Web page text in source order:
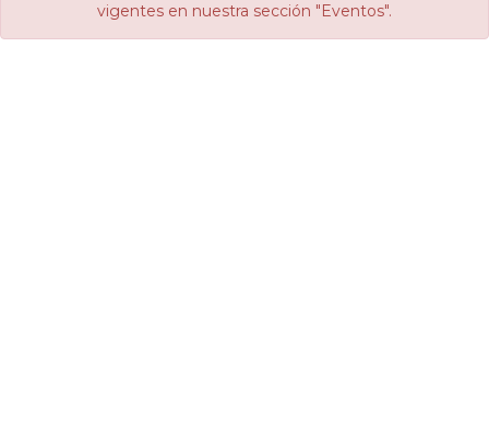
vigentes en nuestra sección "Eventos".